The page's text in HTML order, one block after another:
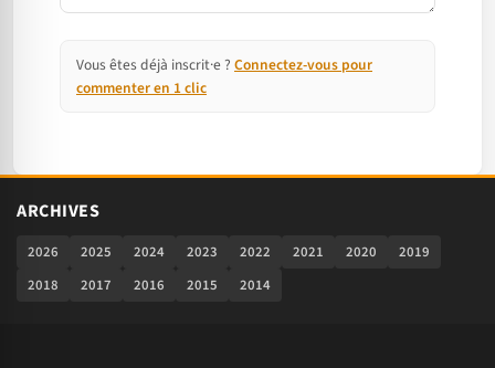
Vous êtes déjà inscrit·e ? Connectez-vous pour
commenter en 1 clic
ARCHIVES
2026 2025 2024 2023 2022 2021 2020
2019
2018
2017 2016 2015 2014